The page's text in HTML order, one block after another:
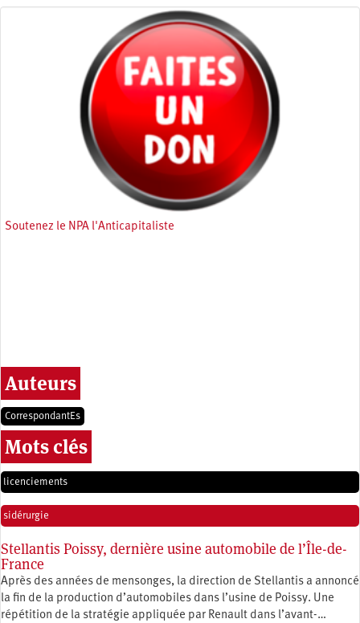
Soutenez le NPA l'Anticapitaliste
Auteurs
CorrespondantEs
Mots clés
licenciements
sidérurgie
Stellantis Poissy, dernière usine automobile de l’Île-de-
France
Après des années de mensonges, la direction de Stellantis a annoncé
la fin de la production d’automobiles dans l’usine de Poissy. Une
répétition de la stratégie appliquée par Renault dans l’avant-…